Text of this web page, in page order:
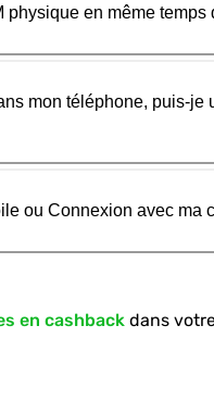
physique en même temps
mon téléphone, puis-je
ou Connexion avec ma
en cashback dans